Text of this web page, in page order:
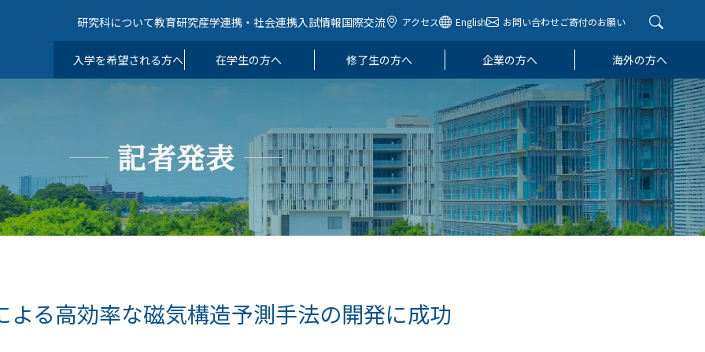
研究科について教育研究産学連携・社会連携入試情報国際交流 アクセス English お問い合わせご寄付のお願い
入学を希望される方へ 在学生の方へ 修了生の方へ 企業の方へ 海外の方へ
記者発表
よる高効率な磁気構造予測手法の開発に成功